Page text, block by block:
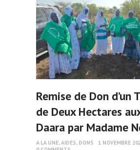
Remise de Don d’un
de Deux Hectares
Daara par Madame
A LA UNE,AIDES, DONS
1 NOVEMBRE